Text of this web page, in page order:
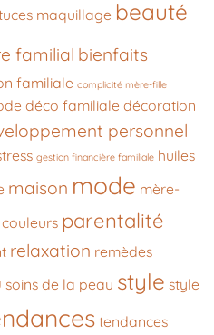
maquillage beauté
familial bienfaits
familiale complicité mère-fille
déco familiale décoration
personnel
gestion financière familiale huiles
maison mode mère-
parentalité
relaxation remèdes
soins de la peau style style
tendances